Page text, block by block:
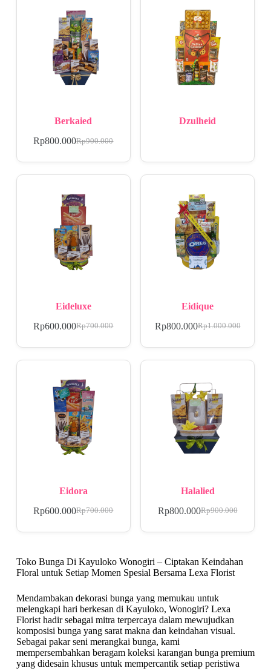
Berkaied
Rp900.000
Rp800.000
Dzulheid
Eideluxe
Rp700.000
Rp600.000
Eidique
Rp1.000.000
Rp800.000
Eidora
Rp700.000
Rp600.000
Halalied
Rp900.000
Rp800.000
Toko Bunga Di Kayuloko Wonogiri – Ciptakan Keindahan
Floral untuk Setiap Momen Spesial Bersama Lexa Florist
Mendambakan dekorasi bunga yang memukau untuk
melengkapi hari berkesan di Kayuloko, Wonogiri? Lexa
Florist hadir sebagai mitra terpercaya dalam mewujudkan
komposisi bunga yang sarat makna dan keindahan visual.
Sebagai pakar seni merangkai bunga, kami
mempersembahkan beragam koleksi karangan bunga premium
yang didesain khusus untuk mempercantik setiap peristiwa